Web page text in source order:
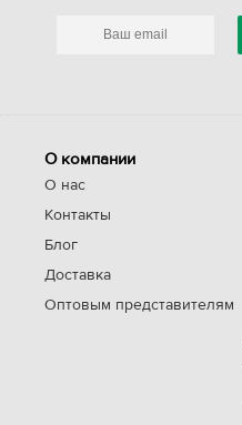
О компании
О нас
Контакты
Блог
Доставка
Оптовым представителям